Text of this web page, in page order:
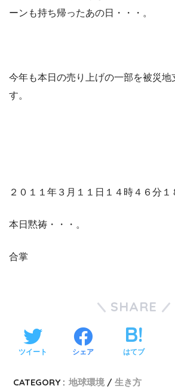
ーンも持ち帰ったあの日・・・。
今年も本日の売り上げの一部を被災地
す。
２０１１年３月１１日１４時４６分
本日黙祷・・・。
合掌
SHARE
ツイート シェア はてブ
CATEGORY : 地球環境 生き方